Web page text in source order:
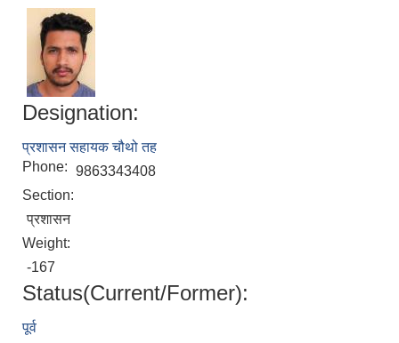
Designation:
प्रशासन सहायक चौथो तह
Phone: 9863343408
Section:
प्रशासन
Weight:
-167
Status(Current/Former):
पूर्व